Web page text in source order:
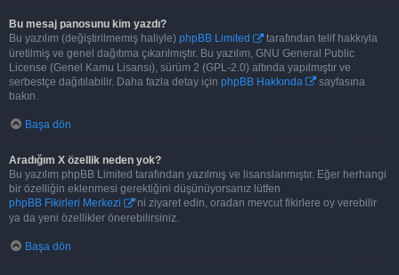
Bu mesaj panosunu kim yazdı?
Bu yazılım (değiştirilmemiş haliyle) phpBB Limited
tarafından telif hakkıyla
üretilmiş ve genel dağıtıma çıkarılmıştır. Bu yazılım, GNU General Public
License (Genel Kamu Lisansı), sürüm 2 (GPL-2.0) altında yapılmıştır ve
serbestçe dağıtılabilir. Daha fazla detay için phpBB Hakkında
sayfasına
bakın.
Başa dön
Aradığım X özellik neden yok?
Bu yazılım phpBB Limited tarafından yazılmış ve lisanslanmıştır. Eğer herhangi
bir özelliğin eklenmesi gerektiğini düşünüyorsanız lütfen
phpBB Fikirleri Merkezi
’ni ziyaret edin, oradan mevcut fikirlere oy verebilir
ya da yeni özellikler önerebilirsiniz.
Başa dön